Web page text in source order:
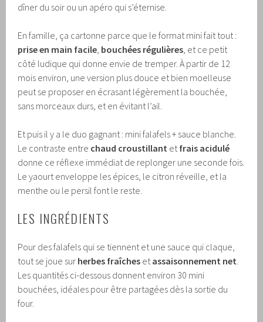
dîner du soir ou un apéro qui s’éternise.
En famille, ça cartonne parce que le format mini fait tout :
prise en main facile bouchées régulières , et ce petit
côté ludique qui donne envie de tremper. À partir de 12
mois environ, une version plus douce et bien moelleuse
peut se proposer en écrasant légèrement la bouchée,
sans morceaux durs, et en évitant l’ail.
Et puis il y a le duo gagnant : mini falafels + sauce blanche.
Le contraste entre chaud croustillant et frais acidulé
donne ce réflexe immédiat de replonger une seconde fois.
Le yaourt enveloppe les épices, le citron réveille, et la
menthe ou le persil font le reste.
LES INGRÉDIENTS
Pour des falafels qui se tiennent et une sauce qui claque,
tout se joue sur herbes fraîches et assaisonnement net
Les quantités ci-dessous donnent environ 30 mini
bouchées, idéales pour être partagées dès la sortie du
four.